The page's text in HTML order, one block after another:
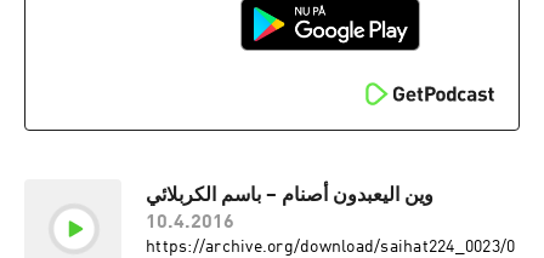
وين اليعبدون أصنام – باسم الكربلائي
10.4.2016
https://archive.org/download/saihat224_0023/0